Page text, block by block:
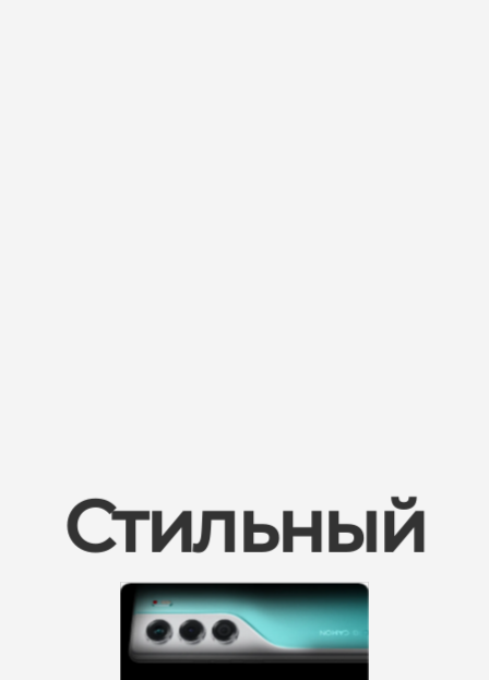
Стильный